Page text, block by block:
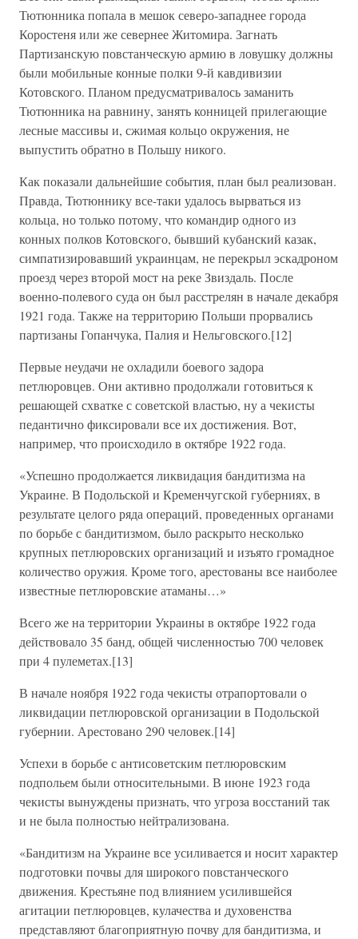
Тютюнника попала в мешок северо-западнее города
Коростеня или же севернее Житомира. Загнать
Партизанскую повстанческую армию в ловушку должны
были мобильные конные полки 9-й кавдивизии
Котовского. Планом предусматривалось заманить
Тютюнника на равнину, занять конницей прилегающие
лесные массивы и, сжимая кольцо окружения, не
выпустить обратно в Польшу никого.
Как показали дальнейшие события, план был реализован.
Правда, Тютюннику все-таки удалось вырваться из
кольца, но только потому, что командир одного из
конных полков Котовского, бывший кубанский казак,
симпатизировавший украинцам, не перекрыл эскадроном
проезд через второй мост на реке Звиздаль. После
военно-полевого суда он был расстрелян в начале декабря
1921 года. Также на территорию Польши прорвались
партизаны Гопанчука, Палия и Нельговского.[12]
Первые неудачи не охладили боевого задора
петлюровцев. Они активно продолжали готовиться к
решающей схватке с советской властью, ну а чекисты
педантично фиксировали все их достижения. Вот,
например, что происходило в октябре 1922 года.
«Успешно продолжается ликвидация бандитизма на
Украине. В Подольской и Кременчугской губерниях, в
результате целого ряда операций, проведенных органами
по борьбе с бандитизмом, было раскрыто несколько
крупных петлюровских организаций и изъято громадное
количество оружия. Кроме того, арестованы все наиболее
известные петлюровские атаманы…»
Всего же на территории Украины в октябре 1922 года
действовало 35 банд, общей численностью 700 человек
при 4 пулеметах.[13]
В начале ноября 1922 года чекисты отрапортовали о
ликвидации петлюровской организации в Подольской
губернии. Арестовано 290 человек.[14]
Успехи в борьбе с антисоветским петлюровским
подпольем были относительными. В июне 1923 года
чекисты вынуждены признать, что угроза восстаний так
и не была полностью нейтрализована.
«Бандитизм на Украине все усиливается и носит характер
подготовки почвы для широкого повстанческого
движения. Крестьяне под влиянием усилившейся
агитации петлюровцев, кулачества и духовенства
представляют благоприятную почву для бандитизма, и